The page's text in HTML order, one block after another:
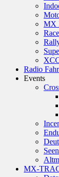
MX
Radio
Events
MX-